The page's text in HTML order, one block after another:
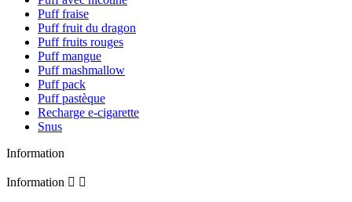
Puff fraise
Puff fruit du dragon
Puff fruits rouges
Puff mangue
Puff mashmallow
Puff pack
Puff pastèque
Recharge e-cigarette
Snus
Information
Information  